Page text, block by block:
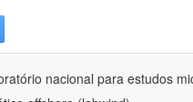
nacional para estudos